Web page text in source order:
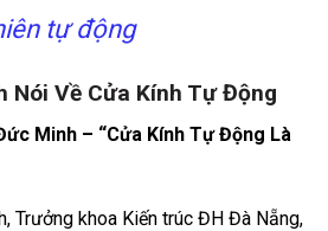
tự động
Nói Về Cửa Kính Tự Động
Minh – “Cửa Kính Tự Động Là
Trưởng khoa Kiến trúc ĐH Đà Nẵng,